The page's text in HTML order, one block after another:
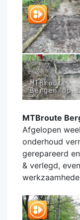
MTBroute
Afgelopen
onderhoud
gerepareerd
& verlegd,